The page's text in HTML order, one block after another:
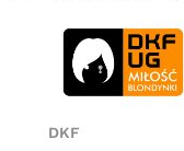
DKF